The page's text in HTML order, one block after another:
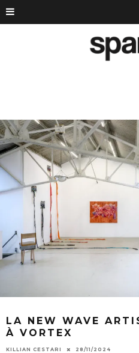
LA NEW WAVE
À VORTEX
KILLIAN CESTARI 28/11/2024